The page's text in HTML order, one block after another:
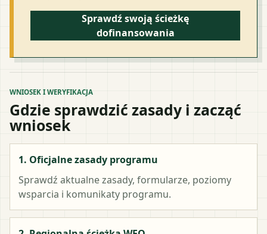
Sprawdź swoją ścieżkę
dofinansowania
WNIOSEK I WERYFIKACJA
Gdzie sprawdzić zasady i zacząć
wniosek
1. Oficjalne zasady programu
Sprawdź aktualne zasady, formularze, poziomy
wsparcia i komunikaty programu.